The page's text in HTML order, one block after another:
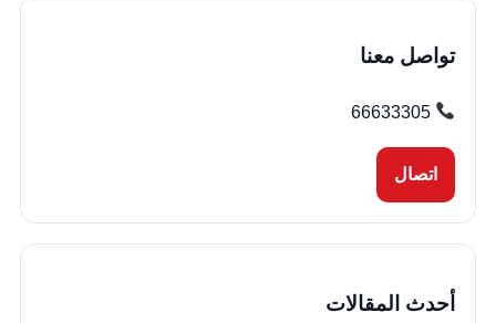
تواصل معنا
66633305
اتصال
أحدث المقالات